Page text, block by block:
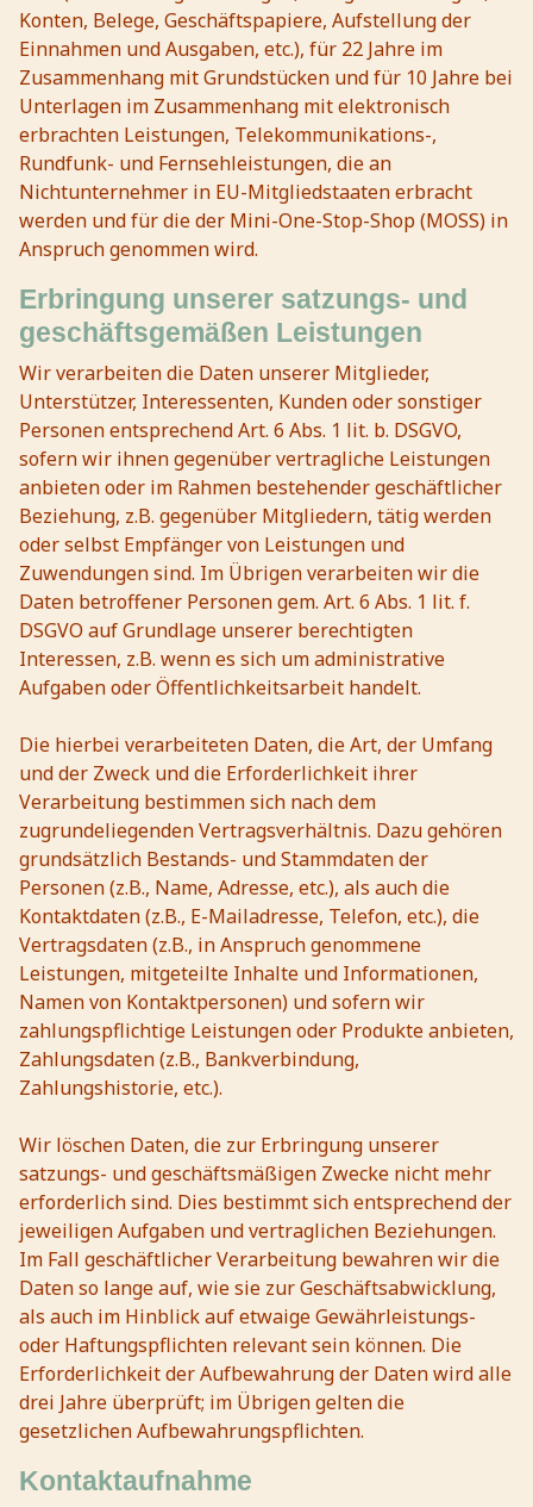
Konten, Belege, Geschäftspapiere, Aufstellung der
Einnahmen und Ausgaben, etc.), für 22 Jahre im
Zusammenhang mit Grundstücken und für 10 Jahre bei
Unterlagen im Zusammenhang mit elektronisch
erbrachten Leistungen, Telekommunikations-,
Rundfunk- und Fernsehleistungen, die an
Nichtunternehmer in EU-Mitgliedstaaten erbracht
werden und für die der Mini-One-Stop-Shop (MOSS) in
Anspruch genommen wird.
Erbringung unserer satzungs- und
geschäftsgemäßen Leistungen
Wir verarbeiten die Daten unserer Mitglieder,
Unterstützer, Interessenten, Kunden oder sonstiger
Personen entsprechend Art. 6 Abs. 1 lit. b. DSGVO,
sofern wir ihnen gegenüber vertragliche Leistungen
anbieten oder im Rahmen bestehender geschäftlicher
Beziehung, z.B. gegenüber Mitgliedern, tätig werden
oder selbst Empfänger von Leistungen und
Zuwendungen sind. Im Übrigen verarbeiten wir die
Daten betroffener Personen gem. Art. 6 Abs. 1 lit. f.
DSGVO auf Grundlage unserer berechtigten
Interessen, z.B. wenn es sich um administrative
Aufgaben oder Öffentlichkeitsarbeit handelt.
Die hierbei verarbeiteten Daten, die Art, der Umfang
und der Zweck und die Erforderlichkeit ihrer
Verarbeitung bestimmen sich nach dem
zugrundeliegenden Vertragsverhältnis. Dazu gehören
grundsätzlich Bestands- und Stammdaten der
Personen (z.B., Name, Adresse, etc.), als auch die
Kontaktdaten (z.B., E-Mailadresse, Telefon, etc.), die
Vertragsdaten (z.B., in Anspruch genommene
Leistungen, mitgeteilte Inhalte und Informationen,
Namen von Kontaktpersonen) und sofern wir
zahlungspflichtige Leistungen oder Produkte anbieten,
Zahlungsdaten (z.B., Bankverbindung,
Zahlungshistorie, etc.).
Wir löschen Daten, die zur Erbringung unserer
satzungs- und geschäftsmäßigen Zwecke nicht mehr
erforderlich sind. Dies bestimmt sich entsprechend der
jeweiligen Aufgaben und vertraglichen Beziehungen.
Im Fall geschäftlicher Verarbeitung bewahren wir die
Daten so lange auf, wie sie zur Geschäftsabwicklung,
als auch im Hinblick auf etwaige Gewährleistungs-
oder Haftungspflichten relevant sein können. Die
Erforderlichkeit der Aufbewahrung der Daten wird alle
drei Jahre überprüft; im Übrigen gelten die
gesetzlichen Aufbewahrungspflichten.
Kontaktaufnahme